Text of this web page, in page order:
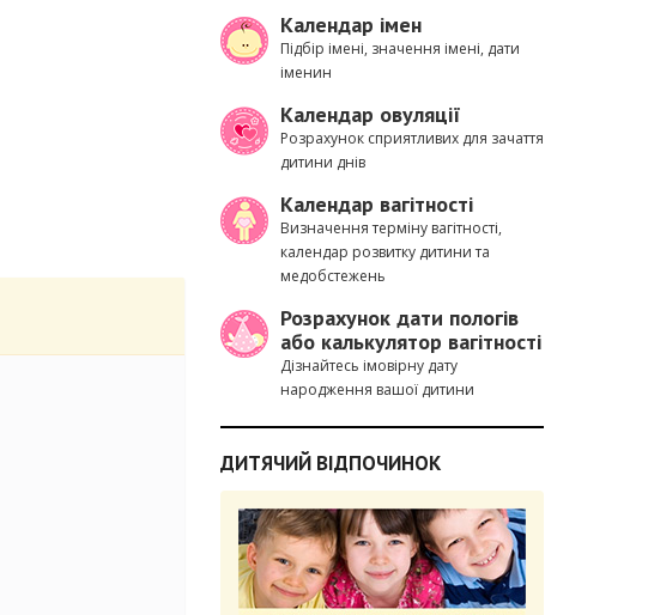
Календар імен
Підбір імені, значення імені, дати
іменин
Календар овуляції
Розрахунок сприятливих для зачаття
дитини днів
Календар вагітності
Визначення терміну вагітності,
календар розвитку дитини та
медобстежень
Розрахунок дати пологів
або калькулятор вагітності
Дізнайтесь імовірну дату
народження вашої дитини
ДИТЯЧИЙ ВІДПОЧИНОК